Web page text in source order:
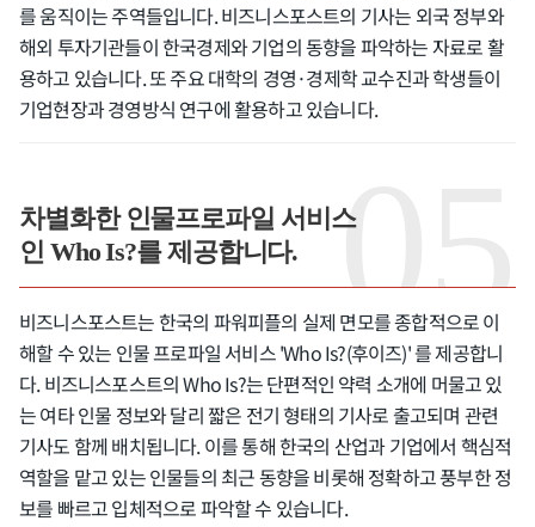
를 움직이는 주역들입니다. 비즈니스포스트의 기사는 외국 정부와
해외 투자기관들이 한국경제와 기업의 동향을 파악하는 자료로 활
용하고 있습니다. 또 주요 대학의 경영·경제학 교수진과 학생들이
기업현장과 경영방식 연구에 활용하고 있습니다.
차별화한 인물프로파일 서비스
인 Who Is?를 제공합니다.
비즈니스포스트는 한국의 파워피플의 실제 면모를 종합적으로 이
해할 수 있는 인물 프로파일 서비스 'Who Is?(후이즈)' 를 제공합니
다. 비즈니스포스트의 Who Is?는 단편적인 약력 소개에 머물고 있
는 여타 인물 정보와 달리 짧은 전기 형태의 기사로 출고되며 관련
기사도 함께 배치됩니다. 이를 통해 한국의 산업과 기업에서 핵심적
역할을 맡고 있는 인물들의 최근 동향을 비롯해 정확하고 풍부한 정
보를 빠르고 입체적으로 파악할 수 있습니다.